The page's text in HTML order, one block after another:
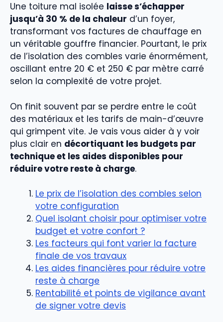
Une toiture mal isolée laisse s’échapper
jusqu’à 30 % de la chaleur d’un foyer,
transformant vos factures de chauffage en
un véritable gouffre financier. Pourtant, le prix
de l’isolation des combles varie énormément,
oscillant entre 20 € et 250 € par mètre carré
selon la complexité de votre projet.
On finit souvent par se perdre entre le coût
des matériaux et les tarifs de main-d’œuvre
qui grimpent vite. Je vais vous aider à y voir
plus clair en décortiquant les budgets par
technique et les aides disponibles pour
réduire votre reste à charge.
Le prix de l’isolation des combles selon
votre configuration
Quel isolant choisir pour optimiser votre
budget et votre confort ?
Les facteurs qui font varier la facture
finale de vos travaux
Les aides financières pour réduire votre
reste à charge
Rentabilité et points de vigilance avant
de signer votre devis